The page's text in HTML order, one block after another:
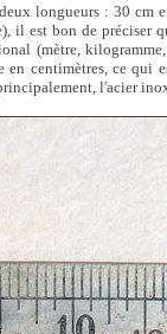
longueurs : 30 cm
il est bon de
(mètre,
en centimètres, ce qui
l'acier